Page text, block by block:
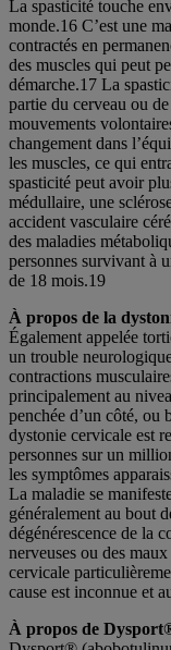
La spasticité touche
monde.16 C’est une
contractés en
des muscles qui peut
démarche.17 La
partie du cerveau ou
mouvements
changement dans
les muscles, ce qui
spasticité peut avoir
médullaire, une
accident vasculaire
des maladies
personnes survivant à
de 18 mois.19
À propos de la
Également appelée
un trouble
contractions
principalement au
penchée d’un côté, ou
dystonie cervicale est
personnes sur un
les symptômes
La maladie se
généralement au bout
dégénérescence de la
nerveuses ou des
cervicale
cause est inconnue et
À propos de Dysport